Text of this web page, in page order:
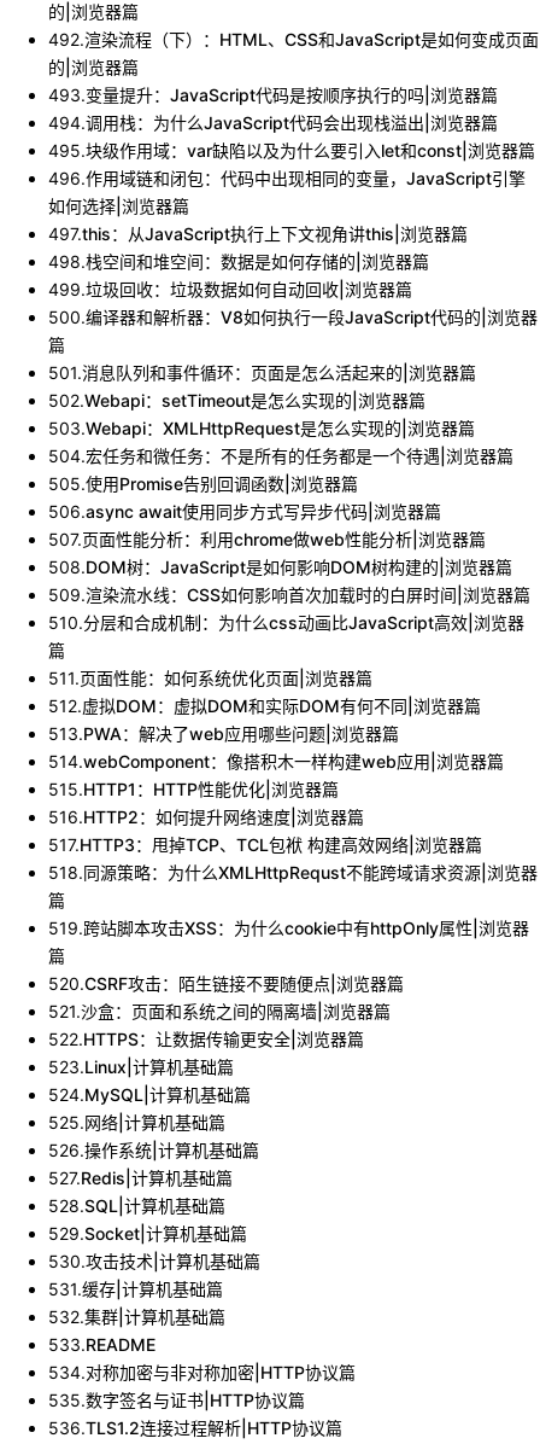
的|浏览器篇
492.渲染流程（下）：HTML、CSS和JavaScript是如何变成页面
的|浏览器篇
493.变量提升：JavaScript代码是按顺序执行的吗|浏览器篇
494.调用栈：为什么JavaScript代码会出现栈溢出|浏览器篇
495.块级作用域：var缺陷以及为什么要引入let和const|浏览器篇
496.作用域链和闭包：代码中出现相同的变量，JavaScript引擎
如何选择|浏览器篇
497.this：从JavaScript执行上下文视角讲this|浏览器篇
498.栈空间和堆空间：数据是如何存储的|浏览器篇
499.垃圾回收：垃圾数据如何自动回收|浏览器篇
500.编译器和解析器：V8如何执行一段JavaScript代码的|浏览器
篇
501.消息队列和事件循环：页面是怎么活起来的|浏览器篇
502.Webapi：setTimeout是怎么实现的|浏览器篇
503.Webapi：XMLHttpRequest是怎么实现的|浏览器篇
504.宏任务和微任务：不是所有的任务都是一个待遇|浏览器篇
505.使用Promise告别回调函数|浏览器篇
506.async await使用同步方式写异步代码|浏览器篇
507.页面性能分析：利用chrome做web性能分析|浏览器篇
508.DOM树：JavaScript是如何影响DOM树构建的|浏览器篇
509.渲染流水线：CSS如何影响首次加载时的白屏时间|浏览器篇
510.分层和合成机制：为什么css动画比JavaScript高效|浏览器
篇
511.页面性能：如何系统优化页面|浏览器篇
512.虚拟DOM：虚拟DOM和实际DOM有何不同|浏览器篇
513.PWA：解决了web应用哪些问题|浏览器篇
514.webComponent：像搭积木一样构建web应用|浏览器篇
515.HTTP1：HTTP性能优化|浏览器篇
516.HTTP2：如何提升网络速度|浏览器篇
517.HTTP3：甩掉TCP、TCL包袱 构建高效网络|浏览器篇
518.同源策略：为什么XMLHttpRequst不能跨域请求资源|浏览器
篇
519.跨站脚本攻击XSS：为什么cookie中有httpOnly属性|浏览器
篇
520.CSRF攻击：陌生链接不要随便点|浏览器篇
521.沙盒：页面和系统之间的隔离墙|浏览器篇
522.HTTPS：让数据传输更安全|浏览器篇
523.Linux|计算机基础篇
524.MySQL|计算机基础篇
525.网络|计算机基础篇
526.操作系统|计算机基础篇
527.Redis|计算机基础篇
528.SQL|计算机基础篇
529.Socket|计算机基础篇
530.攻击技术|计算机基础篇
531.缓存|计算机基础篇
532.集群|计算机基础篇
533.README
534.对称加密与非对称加密|HTTP协议篇
535.数字签名与证书|HTTP协议篇
536.TLS1.2连接过程解析|HTTP协议篇